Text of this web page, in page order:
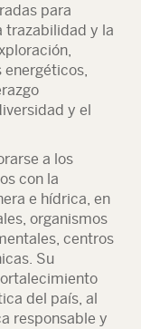
para
trazabilidad y la
y el
a los
con la
e hídrica, en
organismos
centros
Su
del país, al
responsable y